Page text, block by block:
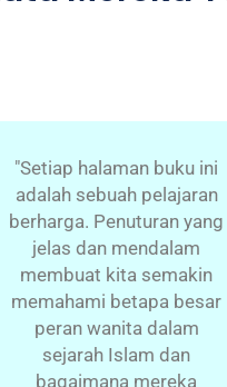
"Setiap halaman buku ini
adalah sebuah pelajaran
berharga. Penuturan yang
jelas dan mendalam
membuat kita semakin
memahami betapa besar
peran wanita dalam
sejarah Islam dan
bagaimana mereka